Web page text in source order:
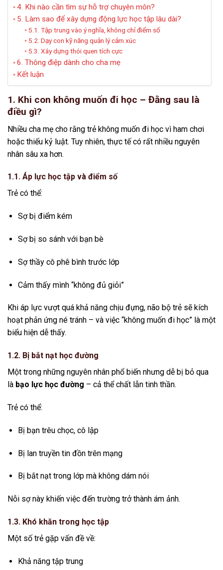
4. Khi nào cần tìm sự hỗ trợ chuyên môn?
5. Làm sao để xây dựng động lực học tập lâu dài?
5.1. Tập trung vào ý nghĩa, không chỉ điểm số
5.2. Dạy con kỹ năng quản lý cảm xúc
5.3. Xây dựng thói quen tích cực
6. Thông điệp dành cho cha mẹ
Kết luận
1. Khi con không muốn đi học – Đằng sau là
điều gì?
Nhiều cha mẹ cho rằng trẻ không muốn đi học vì ham chơi
hoặc thiếu kỷ luật. Tuy nhiên, thực tế có rất nhiều nguyên
nhân sâu xa hơn.
1.1. Áp lực học tập và điểm số
Trẻ có thể:
Sợ bị điểm kém
Sợ bị so sánh với bạn bè
Sợ thầy cô phê bình trước lớp
Cảm thấy mình “không đủ giỏi”
Khi áp lực vượt quá khả năng chịu đựng, não bộ trẻ sẽ kích
hoạt phản ứng né tránh – và việc “không muốn đi học” là một
biểu hiện dễ thấy.
1.2. Bị bắt nạt học đường
Một trong những nguyên nhân phổ biến nhưng dễ bị bỏ qua
là bạo lực học đường – cả thể chất lẫn tinh thần.
Trẻ có thể:
Bị bạn trêu chọc, cô lập
Bị lan truyền tin đồn trên mạng
Bị bắt nạt trong lớp mà không dám nói
Nỗi sợ này khiến việc đến trường trở thành ám ảnh.
1.3. Khó khăn trong học tập
Một số trẻ gặp vấn đề về:
Khả năng tập trung